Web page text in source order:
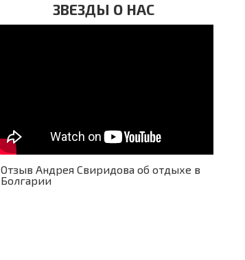
ЗВЕЗДЫ О НАС
Отзыв Андрея Свиридова об отдыхе в
Болгарии